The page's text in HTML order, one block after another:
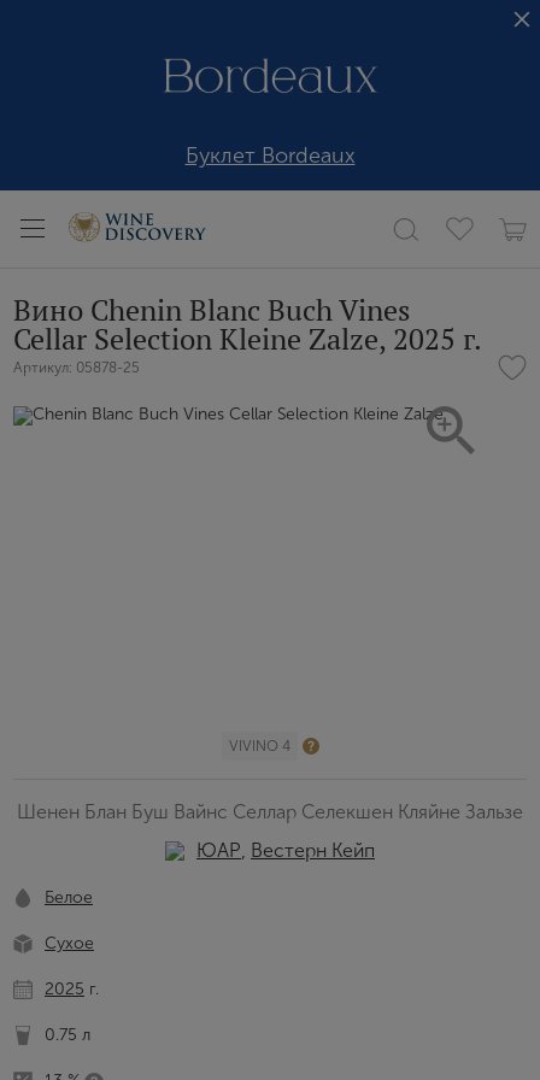
Буклет Bordeaux
Вино Chenin Blanc Buch Vines
Cellar Selection Kleine Zalze, 2025 г.
Артикул: 05878-25
VIVINO 4
Шенен Блан Буш Вайнс Селлар Селекшен Кляйне Зальзе
ЮАР, Вестерн Кейп
Белое
Сухое
2025 г.
0.75 л